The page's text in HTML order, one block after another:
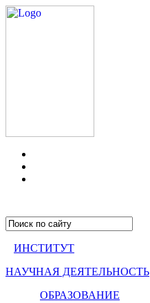
ИНСТИТУТ
НАУЧНАЯ ДЕЯТЕЛЬНОСТЬ
ОБРАЗОВАНИЕ